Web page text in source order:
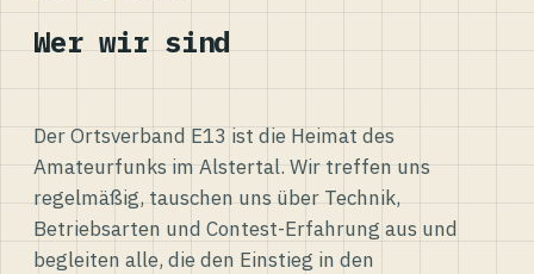
Wer wir sind
Der Ortsverband E13 ist die Heimat des
Amateurfunks im Alstertal. Wir treffen uns
regelmäßig, tauschen uns über Technik,
Betriebsarten und Contest-Erfahrung aus und
begleiten alle, die den Einstieg in den